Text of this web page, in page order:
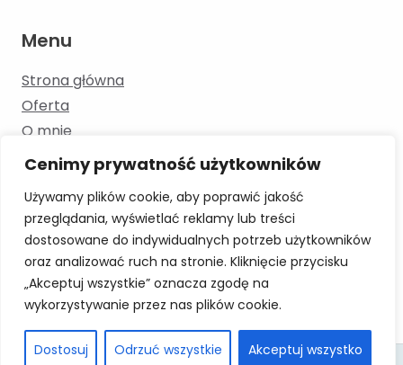
Cenimy prywatność użytkowników
Używamy plików cookie, aby poprawić jakość
przeglądania, wyświetlać reklamy lub treści
dostosowane do indywidualnych potrzeb użytkowników
oraz analizować ruch na stronie. Kliknięcie przycisku
„Akceptuj wszystkie” oznacza zgodę na
wykorzystywanie przez nas plików cookie.
Dostosuj Odrzuć wszystkie Akceptuj wszystko
Menu
Strona główna
Oferta
O mnie
Kontakt
Skontaktuj się
+48 886 193 353 moowka.logopeda@gmail.com